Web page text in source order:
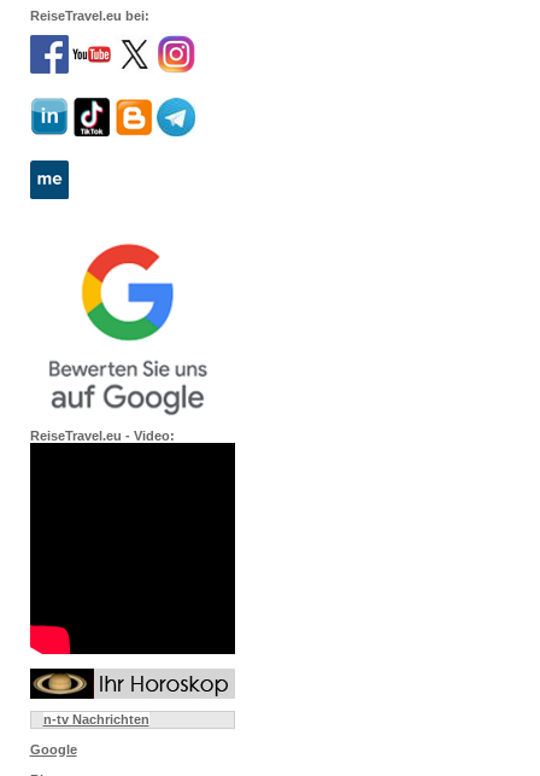
ReiseTravel.eu bei:
ReiseTravel.eu - Video:
n-tv Nachrichten
Google